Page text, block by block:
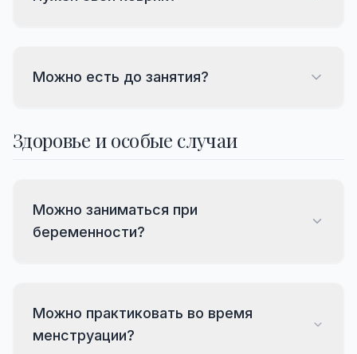
Можно есть до занятия?
Здоровье и особые случаи
Можно заниматься при
беременности?
Можно практиковать во время
менструации?